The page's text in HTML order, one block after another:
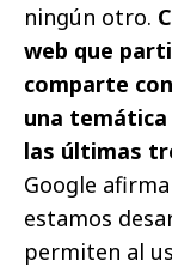
ningún otro.
web que
comparte
una temática
las últimas
Google
estamos
permiten al